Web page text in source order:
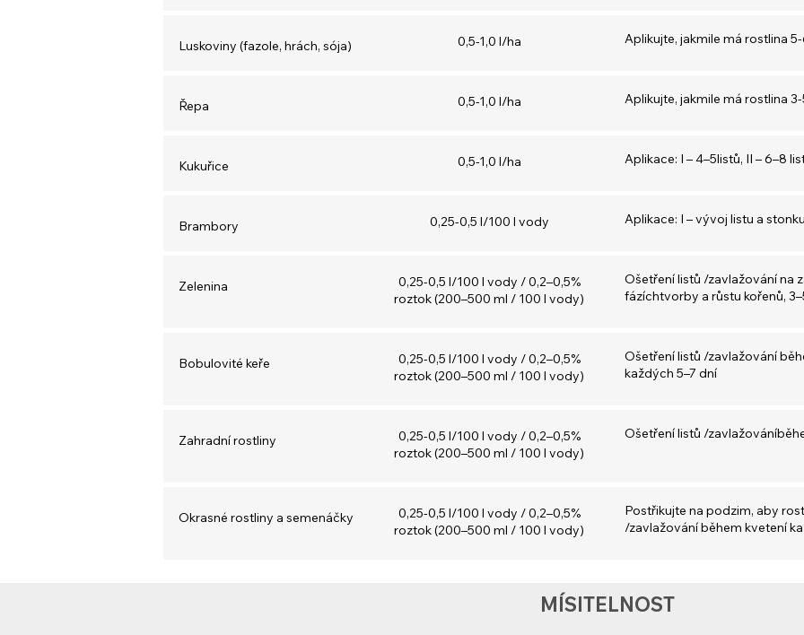
Luskoviny (fazole, hrách, sója) 0,5-1,0 l/ha Aplikujte, jakmile má rostlina
Řepa 0,5-1,0 l/ha Aplikujte, jakmile má rostlina
Kukuřice 0,5-1,0 l/ha Aplikace: I – 4–5listů, II – 6–8
Brambory 0,25-0,5 l/100 l vody Aplikace: I – vývoj listu a
Zelenina
0,25-0,5 l/100 l vody / 0,2–0,5%
roztok (200–500 ml / 100 l vody)
Ošetření listů /zavlažování na
fázíchtvorby a růstu kořenů,
Bobulovité keře
0,25-0,5 l/100 l vody / 0,2–0,5%
roztok (200–500 ml / 100 l vody)
Ošetření listů /zavlažování
každých 5–7 dní
Zahradní rostliny
0,25-0,5 l/100 l vody / 0,2–0,5%
roztok (200–500 ml / 100 l vody)
Ošetření listů /
Okrasné rostliny a semenáčky
0,25-0,5 l/100 l vody / 0,2–0,5%
roztok (200–500 ml / 100 l vody)
Postřikujte na podzim, aby
/zavlažování během kvetení
MÍSITELNOST